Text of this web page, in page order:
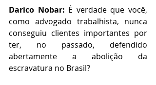
Darico Nobar: É verdade que você,
como advogado trabalhista, nunca
conseguiu clientes importantes por
ter, no passado, defendido
abertamente a abolição da
escravatura no Brasil?